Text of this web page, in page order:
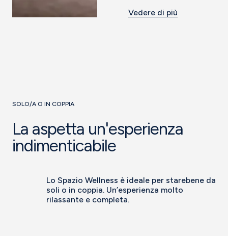
Vedere di più
SOLO/A O IN COPPIA
La aspetta un'esperienza
indimenticabile
Lo Spazio Wellness è ideale per starebene da
soli o in coppia. Un’esperienza molto
rilassante e completa.